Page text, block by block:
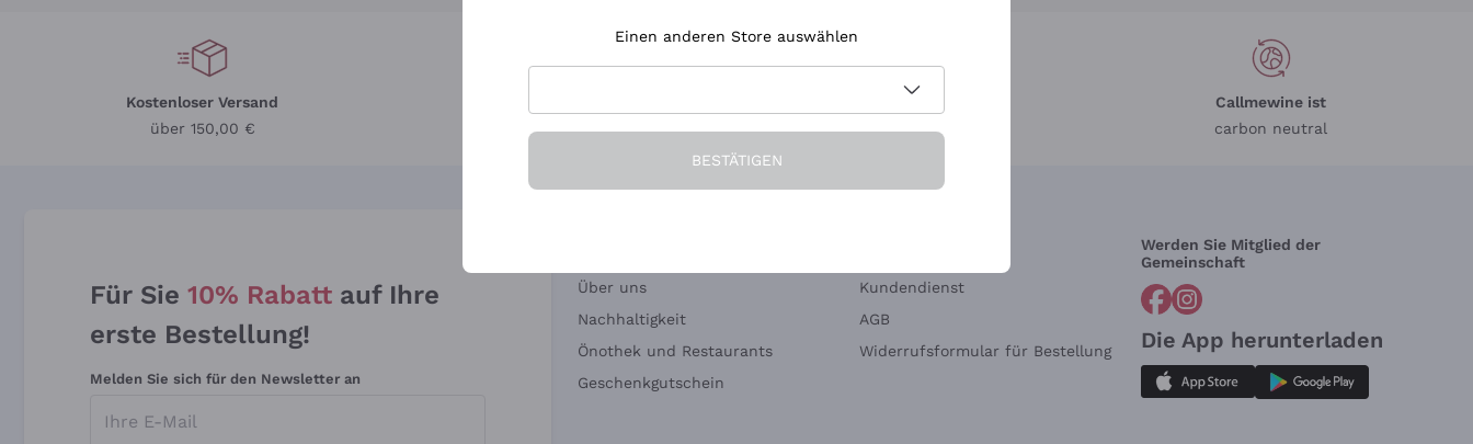
Kostenloser Versand
über 150,00 €
in Deutschland
in 3 Raten
Callmewine ist
carbon neutral
Für Sie 10% Rabatt auf Ihre
erste Bestellung!
Melden Sie sich für den Newsletter an
Über uns
Nachhaltigkeit
Önothek und Restaurants
Geschenkgutschein
Kundendienst
AGB
Widerrufsformular für Bestellung
Werden Sie Mitglied der
Gemeinschaft
Die App herunterladen
Einen anderen Store auswählen
BESTÄTIGEN